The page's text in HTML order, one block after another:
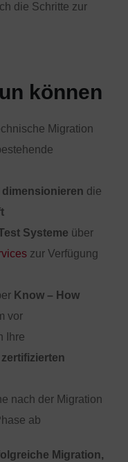
die Schritte zur
können
Migration
dimensionieren die
Systeme über
zur Verfügung
Know – How
vor
Ihre
zertifizierten
nach der Migration
ab
Migration,